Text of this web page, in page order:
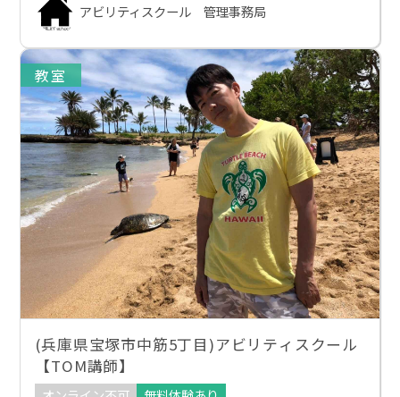
アビリティスクール 管理事務局
教室
(兵庫県宝塚市中筋5丁目)アビリティスクール
【TOM講師】